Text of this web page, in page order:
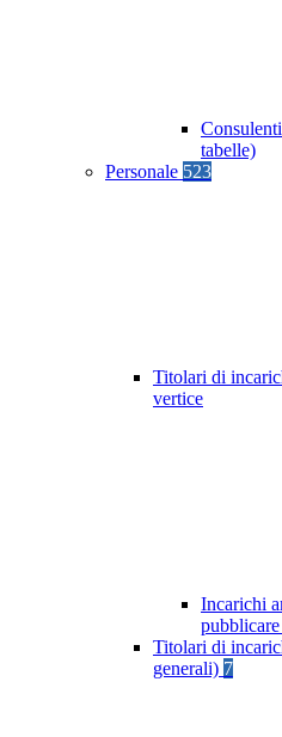
tabelle)
Personale 523
Titolari di
vertice
Incarichi
Titolari di
generali) 7